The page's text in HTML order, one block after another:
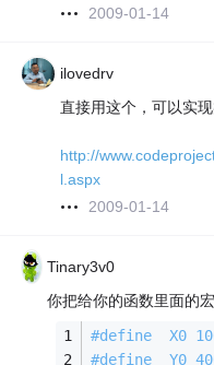
2009-01-14
ilovedrv
直接用这个，可以实
http://
l.aspx
2009-01-14
Tinary3v0
你把给你的函数里面的
#define
#define